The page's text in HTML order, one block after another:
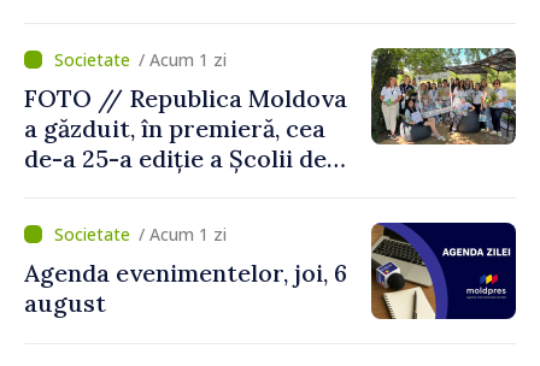
/ Acum 1 zi
FOTO // Republica Moldova
a găzduit, în premieră, cea
de-a 25-a ediție a Școlii de
/ Acum 1 zi
Agenda evenimentelor, joi, 6
august